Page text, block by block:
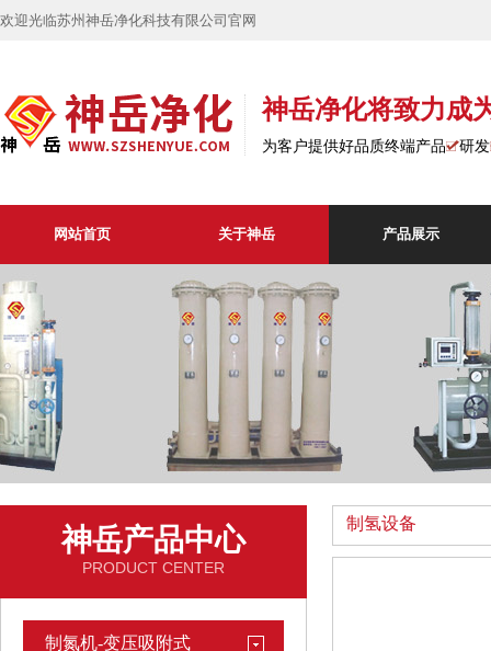
欢迎光临苏州神岳净化科技有限公司官网
神岳净化将致力成
为客户提供好品质终端产品 研发
网站首页 关于神岳 产品展示
神岳产品中心
PRODUCT CENTER
制氮机-变压吸附式
制氢设备